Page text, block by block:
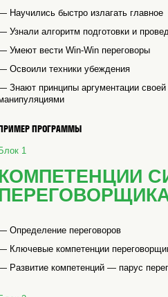
Научились быстро излагать главное
Узнали алгоритм подготовки и
Умеют вести Win-Win переговоры
Освоили техники убеждения
Знают принципы аргументации своей
ПРОГРАММЫ
1
Определение переговоров
Ключевые компетенции
Развитие компетенций — парус